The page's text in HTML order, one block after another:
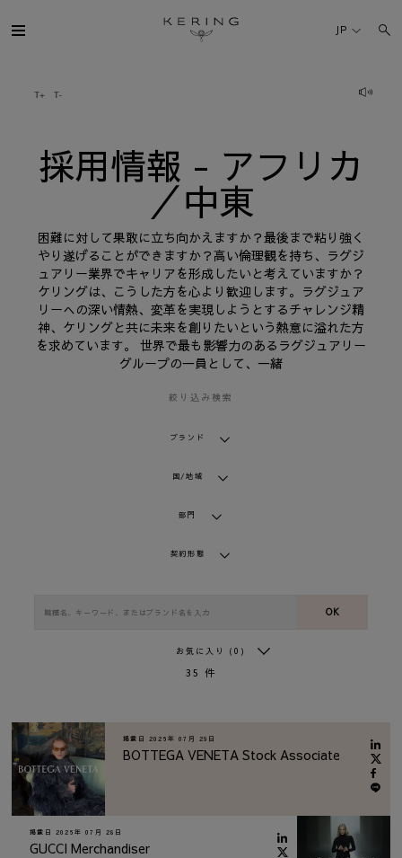
用
情
人材
サステナビリティ
FINANCE
プレスルーム
採用情報
JP
採用情報 - アフリカ
／中東
困難に対して果敢に立ち向かえますか？最後まで粘り強く
やり遂げることができますか？高い倫理観を持ち、ラグジ
ュアリー業界でキャリアを形成したいと考えていますか？
ケリングは、こうした方を心より歓迎します。ラグジュア
リーへの深い情熱、変革を実現しようとするチャレンジ精
神、ケリングと共に未来を創りたいという熱意に溢れた方
を求めています。 世界で最も影響力のあるラグジュアリー
グループの一員として、一緒
絞り込み検索
ブランド
国/地域
部門
契約形態
OK
お気に入り (0)
35 件
掲載日 2026年 07月 29日
BOTTEGA VENETA Stock Associate
掲載日 2026年 07月 28日
GUCCI Merchandiser